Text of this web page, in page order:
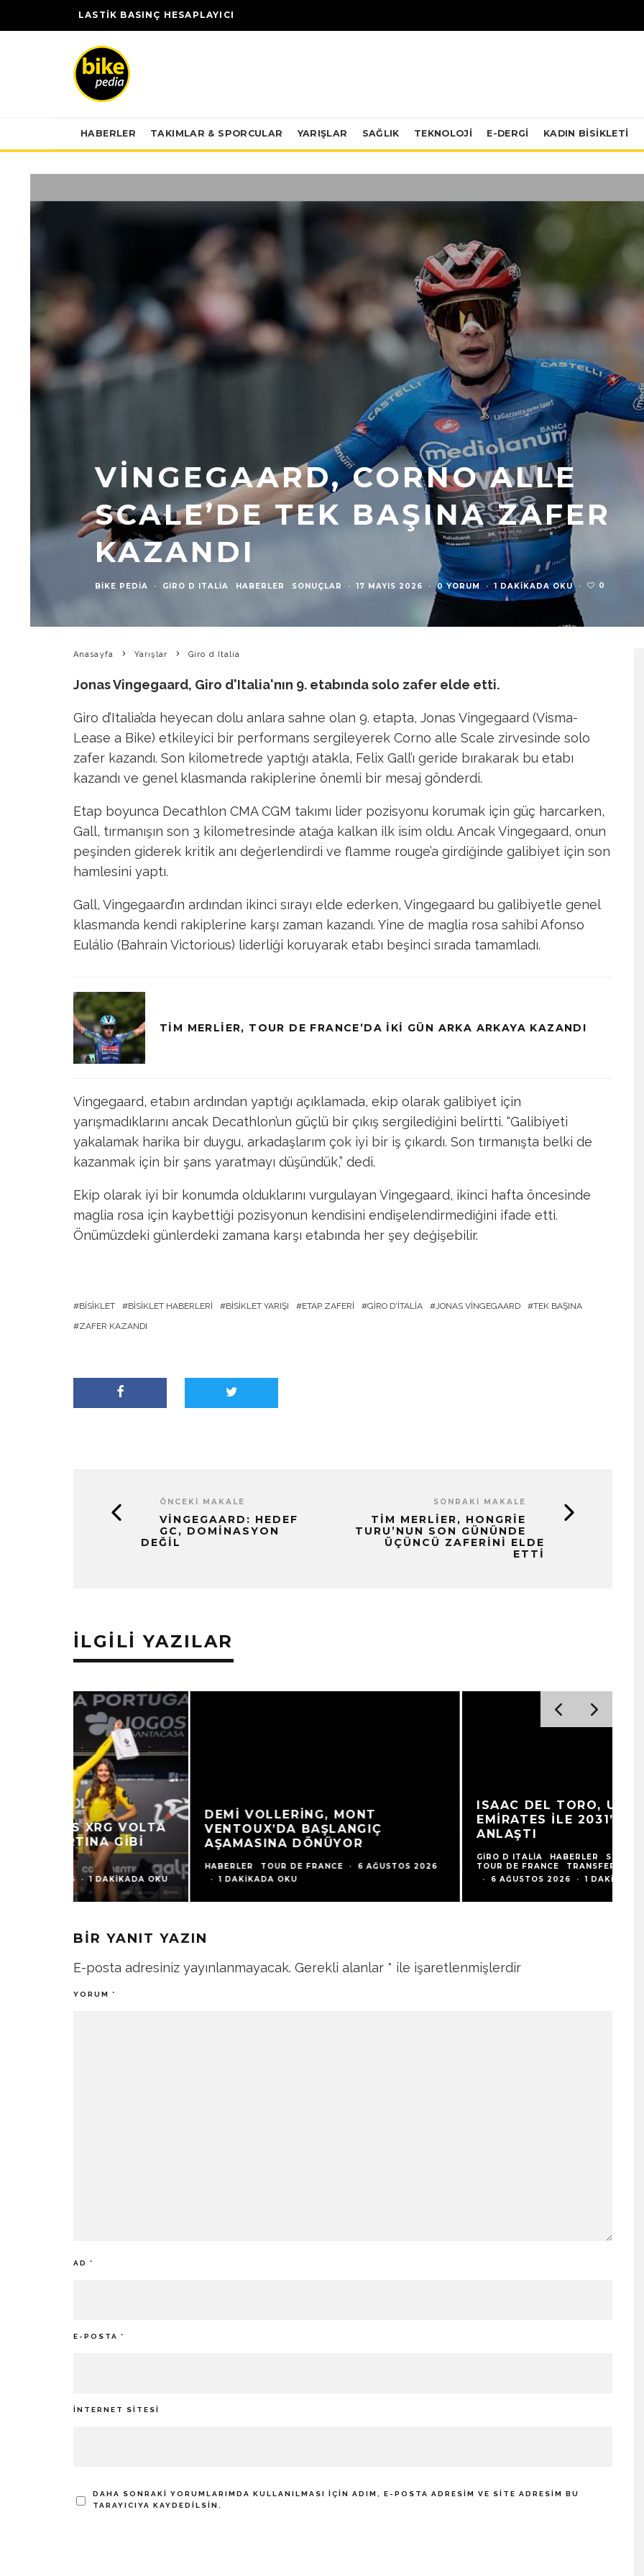
LASTİK BASINÇ HESAPLAYICI
HABERLER TAKIMLAR & SPORCULAR YARIŞLAR SAĞLIK TEKNOLOJI E-DERGİ KADIN BISIKLETI
VINGEGAARD, CORNO ALLE
SCALE’DE TEK BAŞINA ZAFER
KAZANDI
BIKE PEDIA · GIRO D ITALIA HABERLER SONUÇLAR · 17 MAYIS 2026 · 0 YORUM · 1 DAKIKADA OKU · 0
Anasayfa Yarışlar Giro d Italia
Jonas Vingegaard, Giro d'Italia'nın 9. etabında solo zafer elde etti.
Giro d’Italia’da heyecan dolu anlara sahne olan 9. etapta, Jonas Vingegaard (Visma-
Lease a Bike) etkileyici bir performans sergileyerek Corno alle Scale zirvesinde solo
zafer kazandı. Son kilometrede yaptığı atakla, Felix Gall’ı geride bırakarak bu etabı
kazandı ve genel klasmanda rakiplerine önemli bir mesaj gönderdi.
Etap boyunca Decathlon CMA CGM takımı lider pozisyonu korumak için güç harcarken,
Gall, tırmanışın son 3 kilometresinde atağa kalkan ilk isim oldu. Ancak Vingegaard, onun
peşinden giderek kritik anı değerlendirdi ve flamme rouge’a girdiğinde galibiyet için son
hamlesini yaptı.
Gall, Vingegaard’ın ardından ikinci sırayı elde ederken, Vingegaard bu galibiyetle genel
klasmanda kendi rakiplerine karşı zaman kazandı. Yine de maglia rosa sahibi Afonso
Eulálio (Bahrain Victorious) liderliği koruyarak etabı beşinci sırada tamamladı.
TIM MERLIER, TOUR DE FRANCE’DA İKI GÜN ARKA ARKAYA KAZANDI
Vingegaard, etabın ardından yaptığı açıklamada, ekip olarak galibiyet için
yarışmadıklarını ancak Decathlon’un güçlü bir çıkış sergilediğini belirtti. “Galibiyeti
yakalamak harika bir duygu, arkadaşlarım çok iyi bir iş çıkardı. Son tırmanışta belki de
kazanmak için bir şans yaratmayı düşündük,” dedi.
Ekip olarak iyi bir konumda olduklarını vurgulayan Vingegaard, ikinci hafta öncesinde
maglia rosa için kaybettiği pozisyonun kendisini endişelendirmediğini ifade etti.
Önümüzdeki günlerdeki zamana karşı etabında her şey değişebilir.
BISIKLET BISIKLET HABERLERI BISIKLET YARIŞI ETAP ZAFERI GIRO D'ITALIA JONAS VINGEGAARD
TEK BAŞINA
ZAFER KAZANDI
ÖNCEKI MAKALE
VINGEGAARD: HEDEF
GC, DOMINASYON
DEĞIL
SONRAKI MAKALE
TIM MERLIER, HONGRIE
TURU’NUN SON GÜNÜNDE
ÜÇÜNCÜ ZAFERINI ELDE
ETTI
İLGILI YAZILAR
DEMI VOLLERING, MONT
VENTOUX’DA BAŞLANGIÇ
AŞAMASINA DÖNÜYOR
HABERLER TOUR DE FRANCE ·
6 AĞUSTOS 2026
·
1 DAKIKADA OKU
ISAAC DEL TORO, UAE TEAM
EMIRATES ILE 2031’E KADAR
ANLAŞTI
HABERLER
SONUÇLAR
TOUR DE FRANCE
TRANSFERLER
1 DAKIKADA OKU
BIR YANIT YAZIN
E-posta adresiniz yayınlanmayacak. Gerekli alanlar * ile işaretlenmişlerdir
YORUM *
AD *
E-POSTA *
İNTERNET SITESI
DAHA SONRAKI YORUMLARIMDA KULLANILMASI IÇIN ADIM, E-POSTA ADRESIM VE SITE ADRESIM BU
TARAYICIYA KAYDEDILSIN.